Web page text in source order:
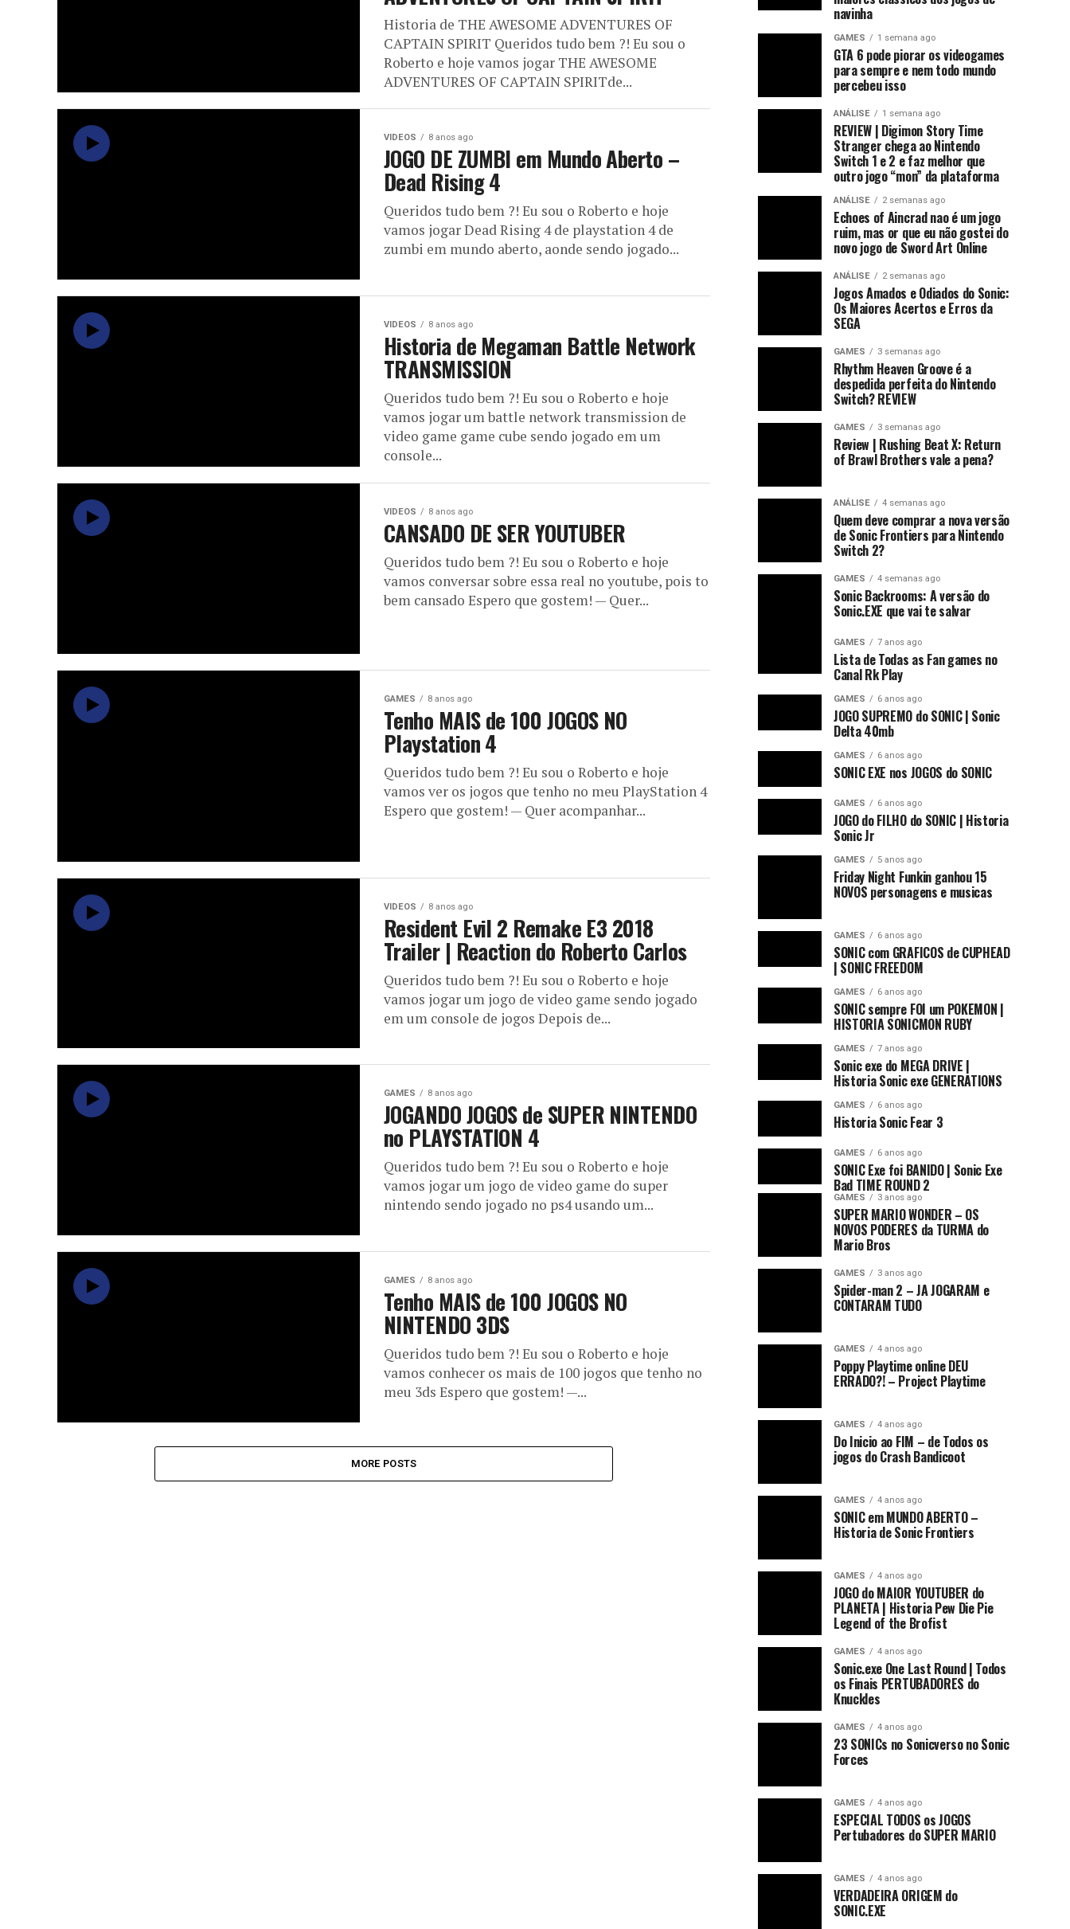
Historia de THE AWESOME ADVENTURES OF
CAPTAIN SPIRIT Queridos tudo bem ?! Eu sou o
Roberto e hoje vamos jogar THE AWESOME
ADVENTURES OF CAPTAIN SPIRITde...
VIDEOS 8 anos ago
JOGO DE ZUMBI em Mundo Aberto –
Dead Rising 4
Queridos tudo bem ?! Eu sou o Roberto e hoje
vamos jogar Dead Rising 4 de playstation 4 de
zumbi em mundo aberto, aonde sendo jogado...
VIDEOS 8 anos ago
Historia de Megaman Battle Network
TRANSMISSION
Queridos tudo bem ?! Eu sou o Roberto e hoje
vamos jogar um battle network transmission de
video game game cube sendo jogado em um
console...
VIDEOS 8 anos ago
CANSADO DE SER YOUTUBER
Queridos tudo bem ?! Eu sou o Roberto e hoje
vamos conversar sobre essa real no youtube, pois to
bem cansado Espero que gostem! — Quer...
GAMES 8 anos ago
Tenho MAIS de 100 JOGOS NO
Playstation 4
Queridos tudo bem ?! Eu sou o Roberto e hoje
vamos ver os jogos que tenho no meu PlayStation 4
Espero que gostem! — Quer acompanhar...
VIDEOS 8 anos ago
Resident Evil 2 Remake E3 2018
Trailer | Reaction do Roberto Carlos
Queridos tudo bem ?! Eu sou o Roberto e hoje
vamos jogar um jogo de video game sendo jogado
em um console de jogos Depois de...
GAMES 8 anos ago
JOGANDO JOGOS de SUPER NINTENDO
no PLAYSTATION 4
Queridos tudo bem ?! Eu sou o Roberto e hoje
vamos jogar um jogo de video game do super
nintendo sendo jogado no ps4 usando um...
GAMES 8 anos ago
Tenho MAIS de 100 JOGOS NO
NINTENDO 3DS
Queridos tudo bem ?! Eu sou o Roberto e hoje
vamos conhecer os mais de 100 jogos que tenho no
meu 3ds Espero que gostem! —...
MORE POSTS
navinha
GAMES 1 semana ago
GTA 6 pode piorar os videogames
para sempre e nem todo mundo
percebeu isso
ANÁLISE 1 semana ago
REVIEW | Digimon Story Time
Stranger chega ao Nintendo
Switch 1 e 2 e faz melhor que
outro jogo “mon” da plataforma
ANÁLISE 2 semanas ago
Echoes of Aincrad nao é um jogo
ruim, mas or que eu não gostei do
novo jogo de Sword Art Online
ANÁLISE 2 semanas ago
Jogos Amados e Odiados do Sonic:
Os Maiores Acertos e Erros da
SEGA
GAMES 3 semanas ago
Rhythm Heaven Groove é a
despedida perfeita do Nintendo
Switch? REVIEW
GAMES 3 semanas ago
Review | Rushing Beat X: Return
of Brawl Brothers vale a pena?
ANÁLISE 4 semanas ago
Quem deve comprar a nova versão
de Sonic Frontiers para Nintendo
Switch 2?
GAMES 4 semanas ago
Sonic Backrooms: A versão do
Sonic.EXE que vai te salvar
GAMES 7 anos ago
Lista de Todas as Fan games no
Canal Rk Play
GAMES 6 anos ago
JOGO SUPREMO do SONIC | Sonic
Delta 40mb
GAMES 6 anos ago
SONIC EXE nos JOGOS do SONIC
GAMES 6 anos ago
JOGO do FILHO do SONIC | Historia
Sonic Jr
GAMES 5 anos ago
Friday Night Funkin ganhou 15
NOVOS personagens e musicas
GAMES 6 anos ago
SONIC com GRAFICOS de CUPHEAD
| SONIC FREEDOM
GAMES 6 anos ago
SONIC sempre FOI um POKEMON |
HISTORIA SONICMON RUBY
GAMES 7 anos ago
Sonic exe do MEGA DRIVE |
Historia Sonic exe GENERATIONS
GAMES 6 anos ago
Historia Sonic Fear 3
GAMES 6 anos ago
SONIC Exe foi BANIDO | Sonic Exe
Bad TIME ROUND 2
GAMES 3 anos ago
SUPER MARIO WONDER – OS
NOVOS PODERES da TURMA do
Mario Bros
GAMES 3 anos ago
Spider-man 2 – JA JOGARAM e
CONTARAM TUDO
GAMES 4 anos ago
Poppy Playtime online DEU
ERRADO?! – Project Playtime
GAMES 4 anos ago
Do Inicio ao FIM – de Todos os
jogos do Crash Bandicoot
GAMES 4 anos ago
SONIC em MUNDO ABERTO –
Historia de Sonic Frontiers
GAMES 4 anos ago
JOGO do MAIOR YOUTUBER do
PLANETA | Historia Pew Die Pie
Legend of the Brofist
GAMES 4 anos ago
Sonic.exe One Last Round | Todos
os Finais PERTUBADORES do
Knuckles
GAMES 4 anos ago
23 SONICs no Sonicverso no Sonic
Forces
GAMES 4 anos ago
ESPECIAL TODOS os JOGOS
Pertubadores do SUPER MARIO
GAMES 4 anos ago
VERDADEIRA ORIGEM do
SONIC.EXE